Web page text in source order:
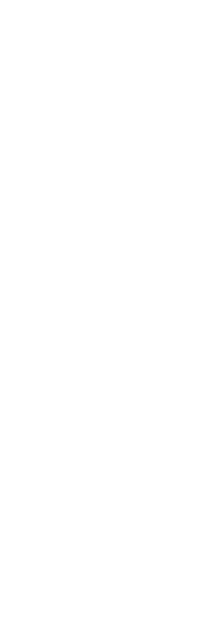
sokak életét
hosszú távon